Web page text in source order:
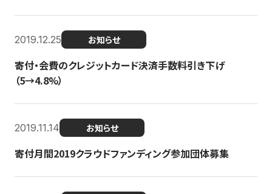
2019.12.25 お知らせ
寄付・会費のクレジットカード決済手数料引き下げ
（5→4.8%）
2019.11.14 お知らせ
寄付月間2019クラウドファンディング参加団体募集